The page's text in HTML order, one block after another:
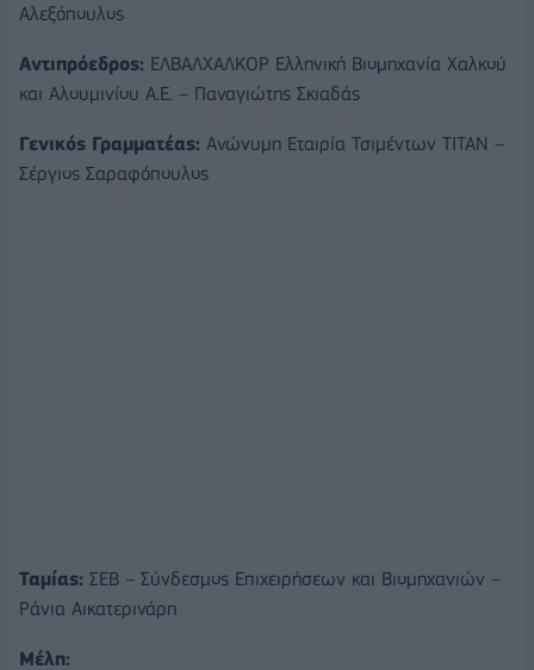
Αλεξόπουλος
Αντιπρόεδρος: ΕΛΒΑΛΧΑΛΚΟΡ Ελληνική Βιομηχανία Χαλκού
και Αλουμινίου Α.Ε. – Παναγιώτης Σκιαδάς
Γενικός Γραμματέας: Ανώνυμη Εταιρία Τσιμέντων ΤΙΤΑΝ –
Σέργιος Σαραφόπουλος
Ταμίας: ΣΕΒ – Σύνδεσμος Επιχειρήσεων και Βιομηχανιών –
Ράνια Αικατερινάρη
Μέλη: